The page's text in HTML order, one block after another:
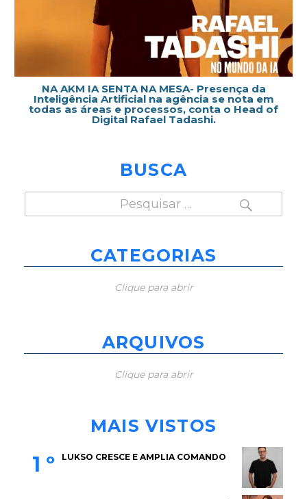
NA AKM IA SENTA NA MESA- Presença da
Inteligência Artificial na agência se nota em
todas as áreas e processos, conta o Head of
Digital Rafael Tadashi.
BUSCA
por:
PESQUISAR
CATEGORIAS
Clique para abrir
ARQUIVOS
Clique para abrir
MAIS VISTOS
1 º LUKSO CRESCE E AMPLIA COMANDO